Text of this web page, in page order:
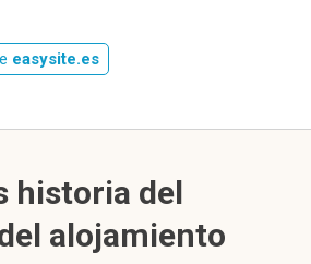
easysite.es
historia del
alojamiento